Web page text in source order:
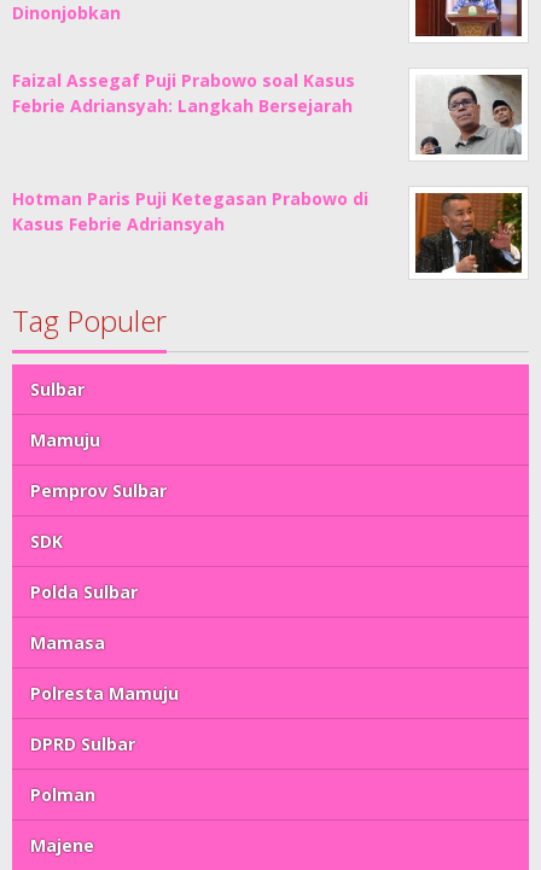
Dinonjobkan
Faizal Assegaf Puji Prabowo soal Kasus
Febrie Adriansyah: Langkah Bersejarah
Hotman Paris Puji Ketegasan Prabowo di
Kasus Febrie Adriansyah
Tag Populer
Sulbar
Mamuju
Pemprov Sulbar
SDK
Polda Sulbar
Mamasa
Polresta Mamuju
DPRD Sulbar
Polman
Majene